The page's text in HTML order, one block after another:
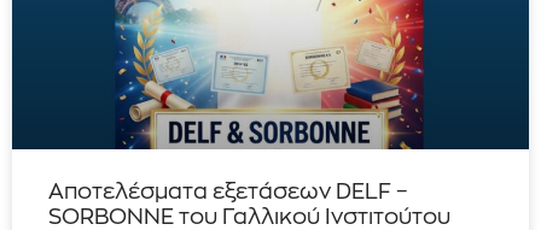
Αποτελέσματα εξετάσεων DELF –
SORBONNE του Γαλλικού Ινστιτούτου